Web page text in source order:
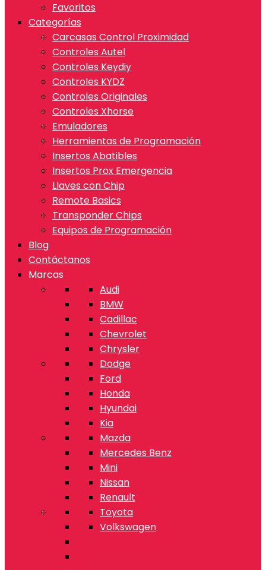
Favoritos
Categorías
Carcasas Control Proximidad
Controles Autel
Controles Keydiy
Controles KYDZ
Controles Originales
Controles Xhorse
Emuladores
Herramientas de Programación
Insertos Abatibles
Insertos Prox Emergencia
Llaves con Chip
Remote Basics
Transponder Chips
Equipos de Programación
Blog
Contáctanos
Marcas
Audi
BMW
Cadillac
Chevrolet
Chrysler
Dodge
Ford
Honda
Hyundai
Kia
Mazda
Mercedes Benz
Mini
Nissan
Renault
Toyota
Volkswagen